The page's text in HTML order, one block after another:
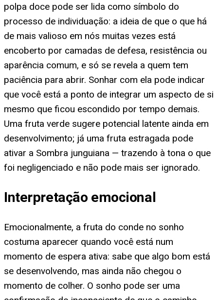
polpa doce pode ser lida como símbolo do
processo de individuação: a ideia de que o que há
de mais valioso em nós muitas vezes está
encoberto por camadas de defesa, resistência ou
aparência comum, e só se revela a quem tem
paciência para abrir. Sonhar com ela pode indicar
que você está a ponto de integrar um aspecto de si
mesmo que ficou escondido por tempo demais.
Uma fruta verde sugere potencial latente ainda em
desenvolvimento; já uma fruta estragada pode
ativar a Sombra junguiana — trazendo à tona o que
foi negligenciado e não pode mais ser ignorado.
Interpretação emocional
Emocionalmente, a fruta do conde no sonho
costuma aparecer quando você está num
momento de espera ativa: sabe que algo bom está
se desenvolvendo, mas ainda não chegou o
momento de colher. O sonho pode ser uma